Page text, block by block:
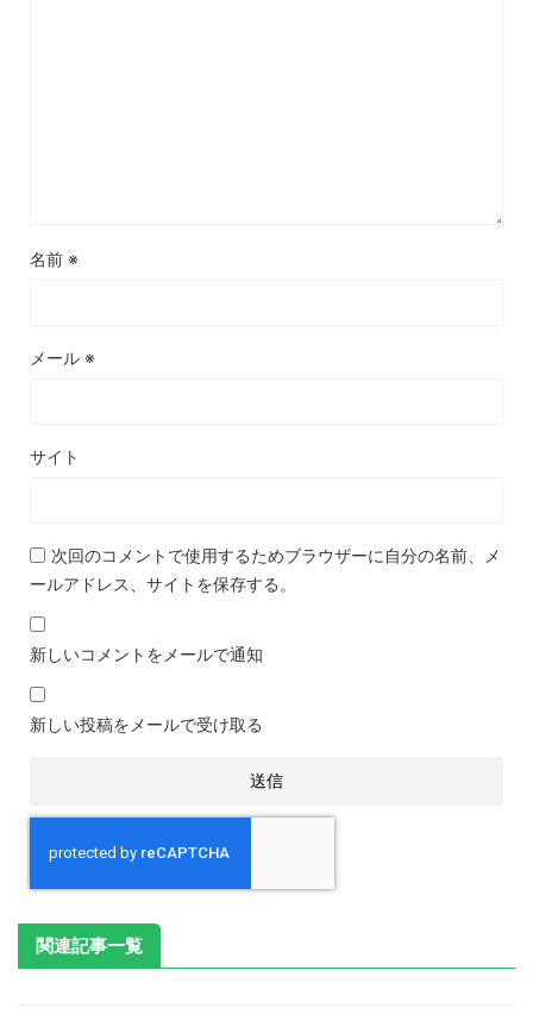
名前 ※
メール ※
サイト
次回のコメントで使用するためブラウザーに自分の名前、メ
ールアドレス、サイトを保存する。
新しいコメントをメールで通知
新しい投稿をメールで受け取る
関連記事一覧